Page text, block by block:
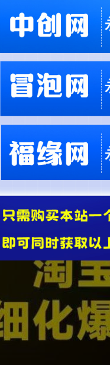
此内容
您
线下课），全方位拆